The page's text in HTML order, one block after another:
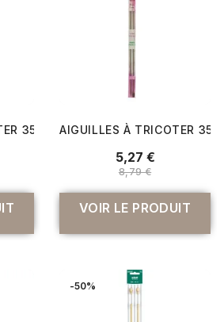
35 CM BOIS FLAIR DU N°3 AU 10 -
AIGUILLES À TRICOTER 35
5,27 €
8,79 €
VOIR LE PRODUIT
-50%